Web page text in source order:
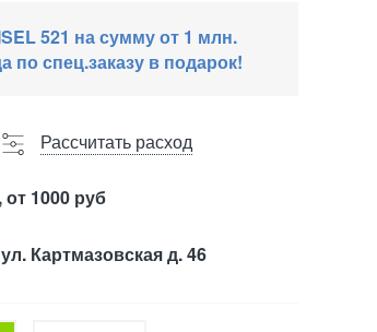
521 на сумму от 1 млн.
спец.заказу в подарок!
Рассчитать расход
от 1000 руб
Картмазовская д. 46